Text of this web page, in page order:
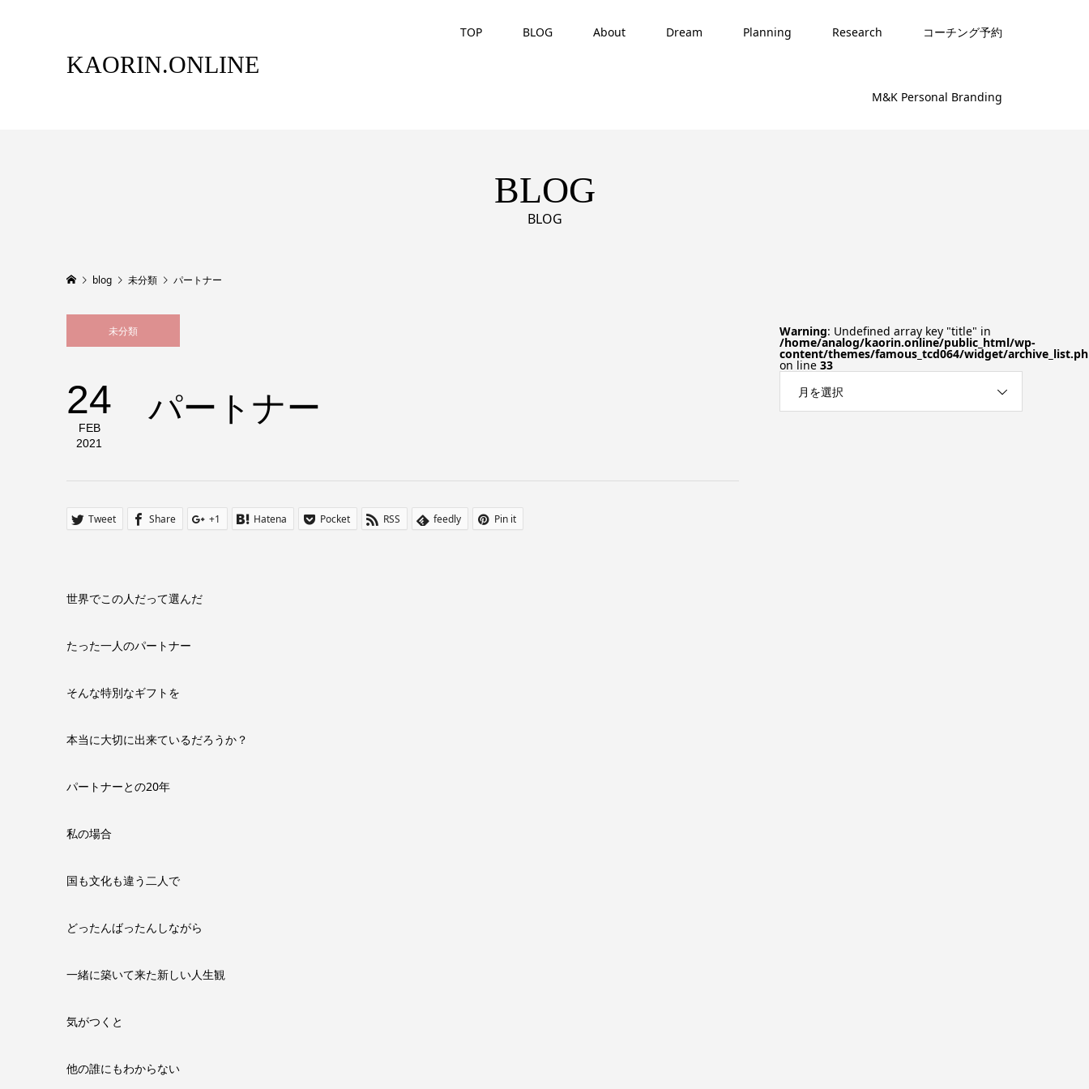
KAORIN.ONLINE
TOP BLOG About Dream Planning Research コーチング予約
M&K Personal Branding
BLOG
BLOG
blog 未分類 パートナー
未分類
24
FEB
2021
パートナー
Tweet Share +1 Hatena Pocket RSS feedly Pin it
世界でこの人だって選んだ
たった一人のパートナー
そんな特別なギフトを
本当に大切に出来ているだろうか？
パートナーとの20年
私の場合
国も文化も違う二人で
どったんばったんしながら
一緒に築いて来た新しい人生観
気がつくと
他の誰にもわからない
Warning: Undefined array key "title" in
/home/analog/kaorin.online/public_html/wp-
content/themes/famous_tcd064/widget/
on line 33
月を選択